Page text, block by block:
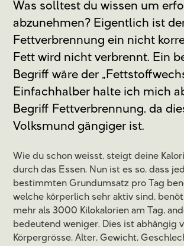
Was solltest du wissen um
abzunehmen? Eigentlich ist
Fettverbrennung ein nicht
Fett wird nicht verbrennt. Ein
Begriff wäre der
Einfachhalber halte ich mich
Begriff Fettverbrennung, da
Volksmund gängiger ist.
Wie du schon weisst, steigt deine
durch das Essen. Nun ist es so, dass
bestimmten Grundumsatz pro Tag
welche körperlich sehr aktiv sind,
mehr als 3000 Kilokalorien am Tag,
bedeutend weniger. Dies ist abhängig
Körpergrösse, Alter, Gewicht,